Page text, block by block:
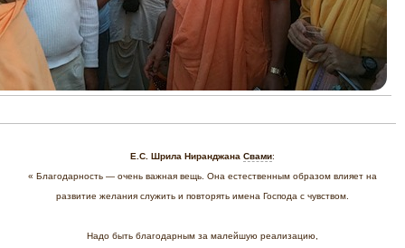
Е.С. Шрила Ниранджана Свами:
« Благодарность — очень важная вещь. Она естественным образом влияет на
развитие желания служить и повторять имена Господа с чувством.
Надо быть благодарным за малейшую реализацию,